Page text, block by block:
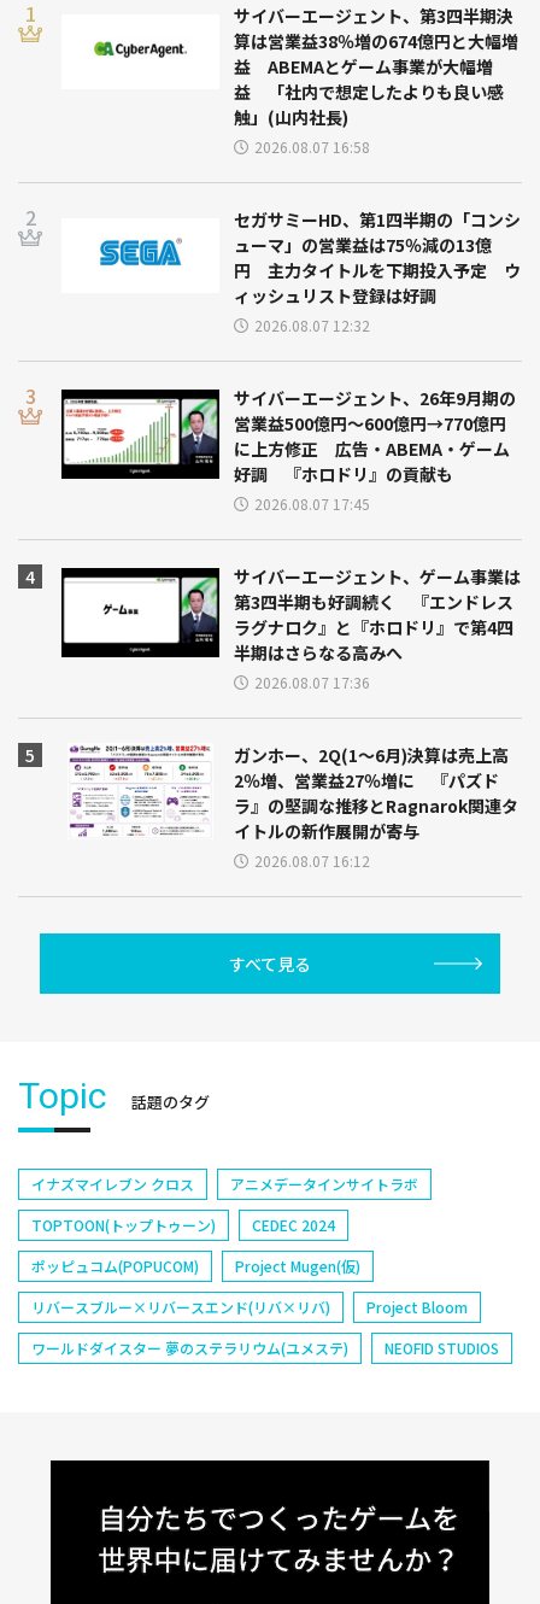
サイバーエージェント、第3四半期決
算は営業益38％増の674億円と大幅増
益 ABEMAとゲーム事業が大幅増
益 「社内で想定したよりも良い感
触」(山内社長)
2026.08.07 16:58
セガサミーHD、第1四半期の「コンシ
ューマ」の営業益は75％減の13億
円 主力タイトルを下期投入予定 ウ
ィッシュリスト登録は好調
2026.08.07 12:32
サイバーエージェント、26年9月期の
営業益500億円～600億円→770億円
に上方修正 広告・ABEMA・ゲーム
好調 『ホロドリ』の貢献も
2026.08.07 17:45
サイバーエージェント、ゲーム事業は
第3四半期も好調続く 『エンドレス
ラグナロク』と『ホロドリ』で第4四
半期はさらなる高みへ
2026.08.07 17:36
ガンホー、2Q(1～6月)決算は売上高
2％増、営業益27％増に 『パズド
ラ』の堅調な推移とRagnarok関連タ
イトルの新作展開が寄与
2026.08.07 16:12
すべて見る
Topic 話題のタグ
イナズマイレブン クロス
アニメデータインサイトラボ
TOPTOON(トップトゥーン)
CEDEC 2024
ポッピュコム(POPUCOM)
Project Mugen(仮)
リバースブルー×リバースエンド(リバ×リバ)
Project Bloom
ワールドダイスター 夢のステラリウム(ユメステ)
NEOFID STUDIOS